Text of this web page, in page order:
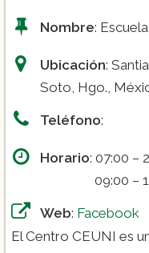
Nombre:
Ubicación:
Soto, Hgo.,
Teléfono:
Horario: 07:00 –
09:00 –
Web: Facebook
El Centro CEUNI es